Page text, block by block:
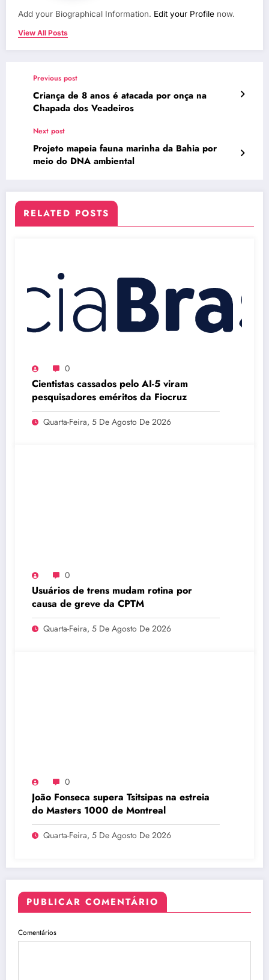
Add your Biographical Information. Edit your Profile now.
View All Posts
Previous post
Criança de 8 anos é atacada por onça na
Chapada dos Veadeiros
Next post
Projeto mapeia fauna marinha da Bahia por
meio do DNA ambiental
RELATED POSTS
0
Cientistas cassados pelo AI-5 viram
pesquisadores eméritos da Fiocruz
Quarta-Feira, 5 De Agosto De 2026
0
Usuários de trens mudam rotina por
causa de greve da CPTM
Quarta-Feira, 5 De Agosto De 2026
0
João Fonseca supera Tsitsipas na estreia
do Masters 1000 de Montreal
Quarta-Feira, 5 De Agosto De 2026
PUBLICAR COMENTÁRIO
Comentários